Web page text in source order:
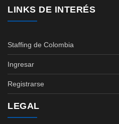
LINKS DE INTERÉS
Staffing de Colombia
Ingresar
Registrarse
LEGAL